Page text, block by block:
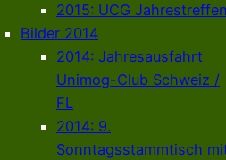
2015: UCG
Bilder 2014
2014: Jahresausfahrt
Unimog-Club Schweiz /
FL
2014: 9.
Sonntagsstammtisch